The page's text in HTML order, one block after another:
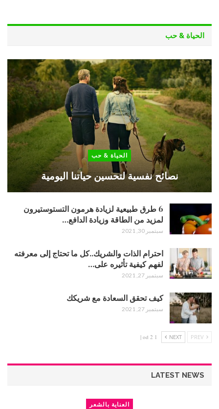
الحياة & حب
الحياة & حب
نصائح نفسية لتحسين حياتنا اليومية
6 طرق طبيعية لزيادة هرمون التستوستيرون
لمزيد من الطاقة وزيادة الدافع…
سبتمبر 30, 2021
احترام الذات والشريك..كل ما تحتاج إلى معرفته
لفهم كيفية تأثيره على…
سبتمبر 27, 2021
كيف تحقق السعادة مع شريكك
سبتمبر 27, 2021
NEXT
1 od 2 |
LATEST NEWS
العناية بالشعر